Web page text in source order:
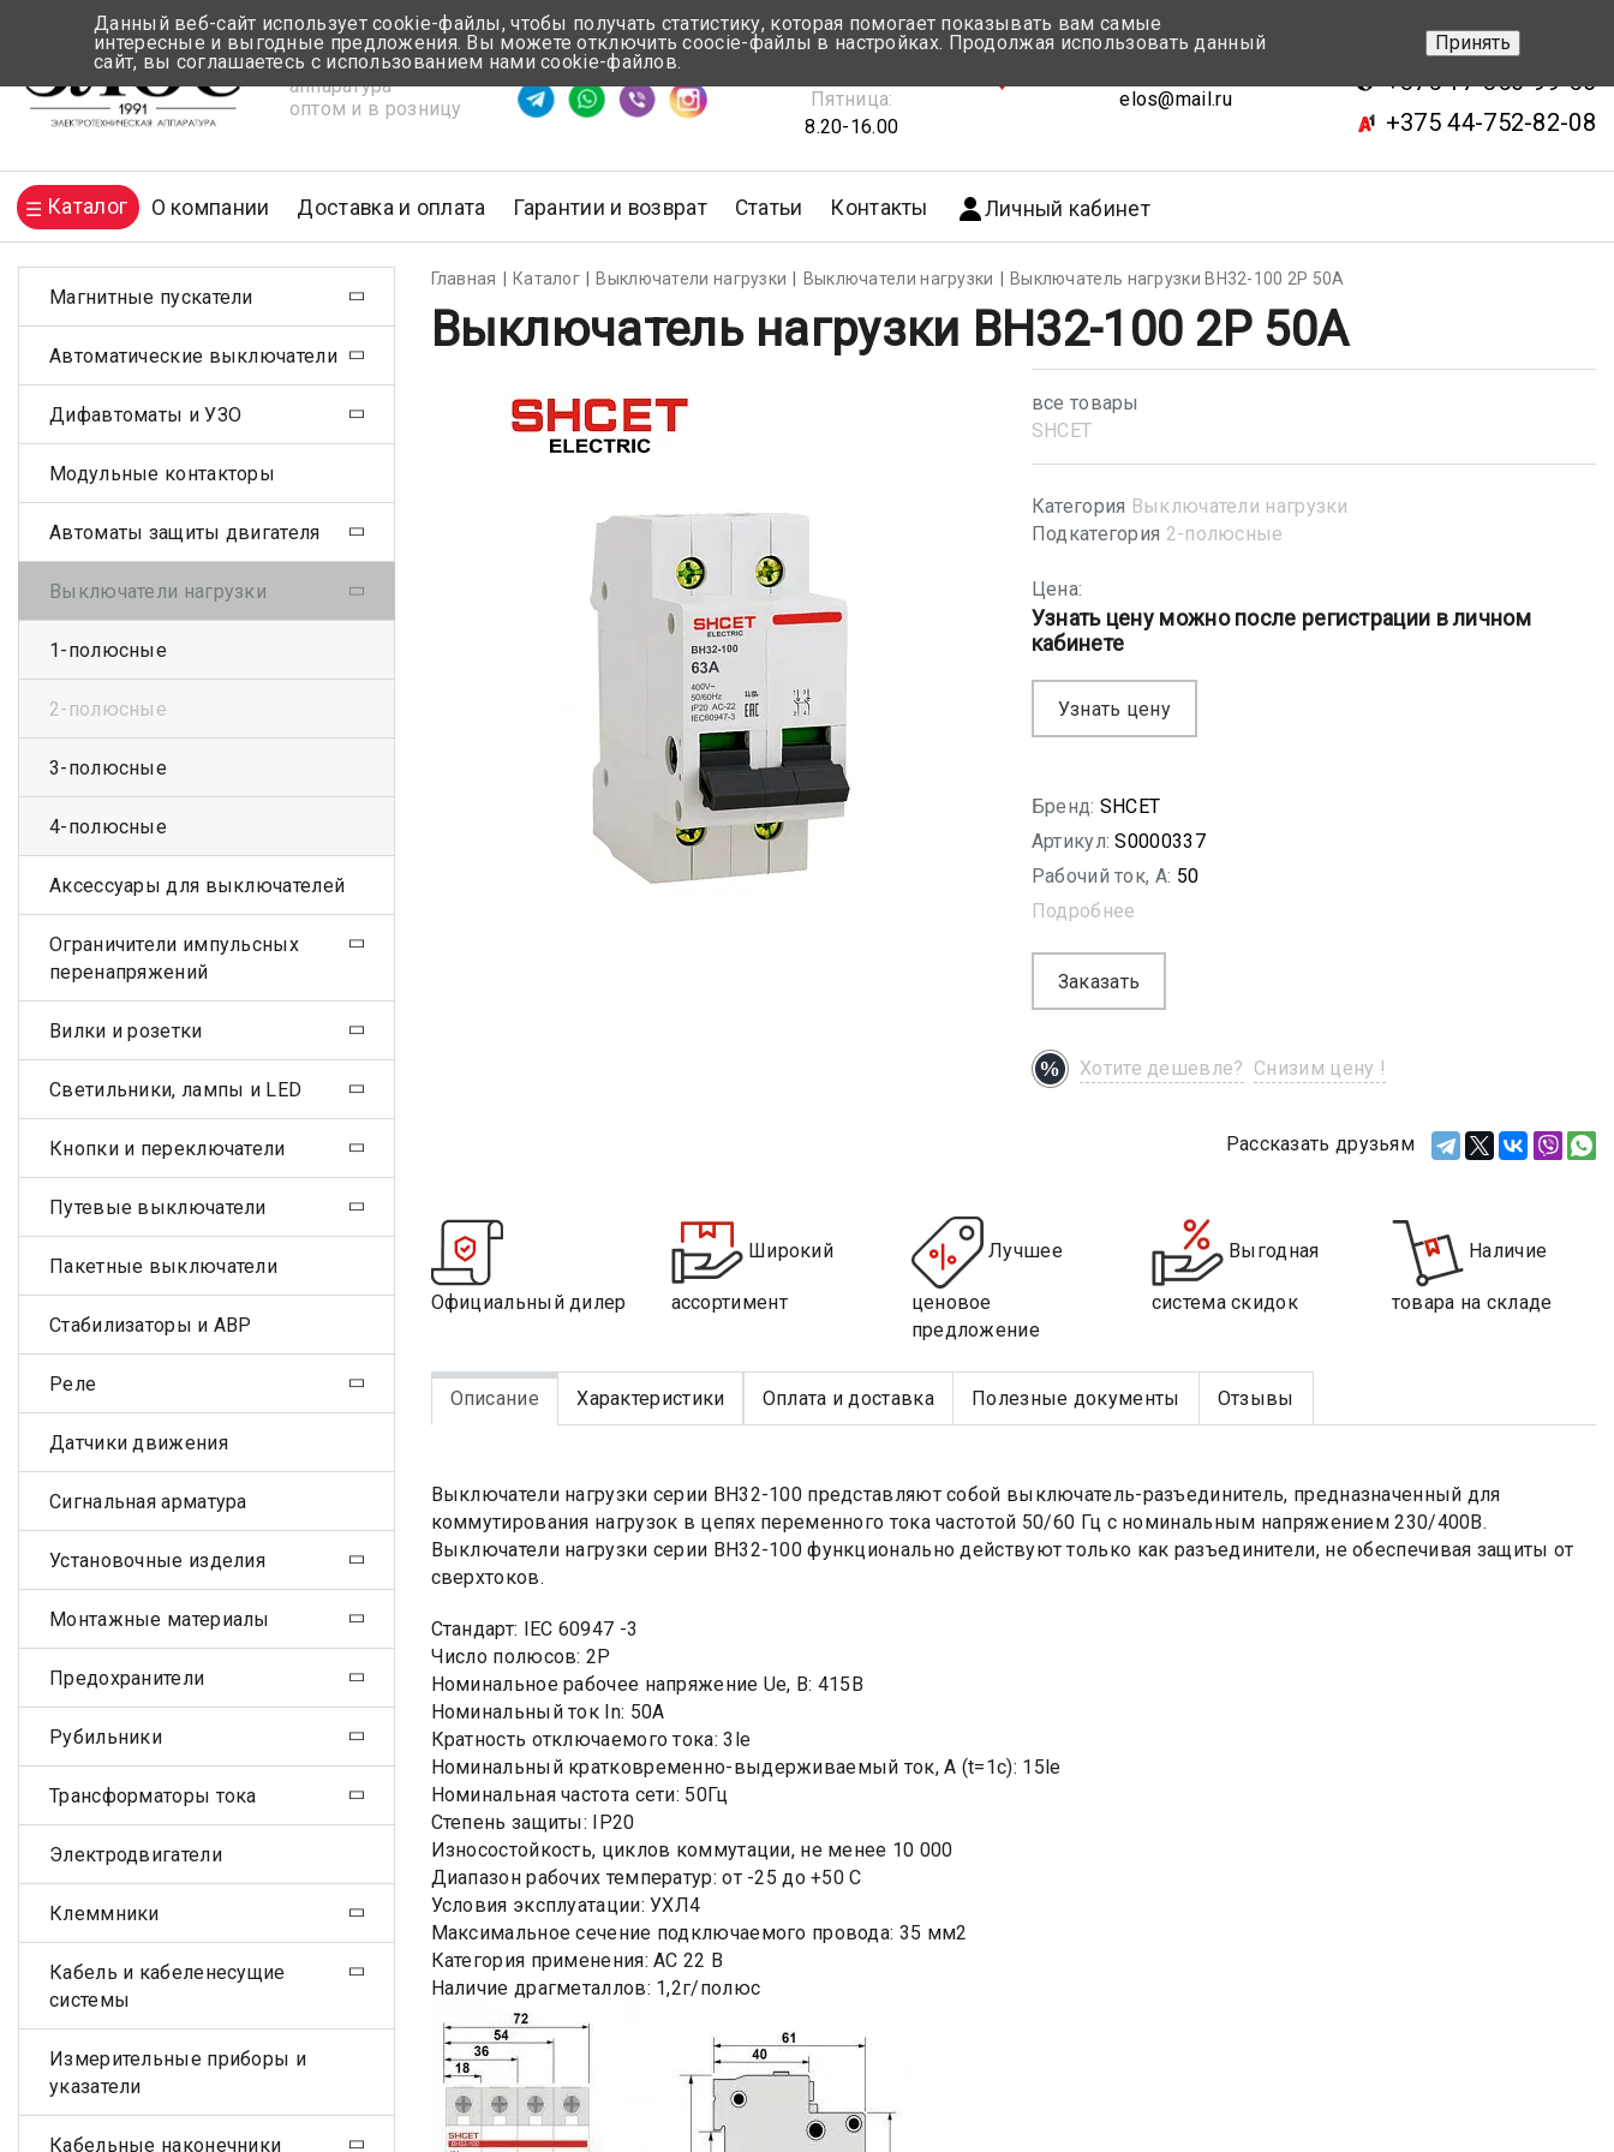
Электротехническая
аппаратура
оптом и в розницу
Время ответа ≈ 5 мин
Понедельник-Четверг:
Пятница:
8.20-16.00
elos@mail.ru
+375 17-343-46-70
+375 17-350-99-56
+375 44-752-82-08
Каталог О компании Доставка и оплата Гарантии и возврат Статьи Контакты Личный кабинет
Главная Каталог Выключатели нагрузки Выключатели нагрузки Выключатель нагрузки ВН32-100 2P 50А
Выключатель нагрузки ВН32-100 2P 50А
все товары
SHСET
Категория Выключатели нагрузки
Подкатегория 2-полюсные
Цена:
Узнать цену можно после регистрации в личном
кабинете
Узнать цену
Бренд: SHСET
Артикул: S0000337
Рабочий ток, A: 50
Подробнее
Заказать
Хотите дешевле? Снизим цену !
Рассказать друзьям
Официальный дилер
Широкий
ассортимент
Лучшее
ценовое
предложение
Выгодная
система скидок
Наличие
товара на складе
Описание Характеристики Оплата и доставка Полезные документы Отзывы
Выключатели нагрузки серии ВН32-100 представляют собой выключатель-разъединитель, предназначенный для
коммутирования нагрузок в цепях переменного тока частотой 50/60 Гц с номинальным напряжением 230/400В.
Выключатели нагрузки серии ВН32-100 функционально действуют только как разъединители, не обеспечивая защиты от
сверхтоков.
Стандарт: IEC 60947 -3
Число полюсов: 2Р
Номинальное рабочее напряжение Ue, B: 415В
Номинальный ток In: 50А
Кратность отключаемого тока: 3le
Номинальный кратковременно-выдерживаемый ток, А (t=1c): 15le
Номинальная частота сети: 50Гц
Степень защиты: IP20
Износостойкость, циклов коммутации, не менее 10 000
Диапазон рабочих температур: от -25 до +50 С
Условия эксплуатации: УХЛ4
Максимальное сечение подключаемого провода: 35 мм2
Категория применения: АС 22 В
Наличие драгметаллов: 1,2г/полюс
Магнитные пускатели
Автоматические выключатели
Дифавтоматы и УЗО
Модульные контакторы
Автоматы защиты двигателя
Выключатели нагрузки
1-полюсные
2-полюсные
3-полюсные
4-полюсные
Аксессуары для выключателей
Ограничители импульсных
перенапряжений
Вилки и розетки
Светильники, лампы и LED
Кнопки и переключатели
Путевые выключатели
Пакетные выключатели
Стабилизаторы и АВР
Реле
Датчики движения
Сигнальная арматура
Установочные изделия
Монтажные материалы
Предохранители
Рубильники
Трансформаторы тока
Электродвигатели
Клеммники
Кабель и кабеленесущие
системы
Измерительные приборы и
указатели
Кабельные наконечники
Данный веб-сайт использует cookie-файлы, чтобы получать статистику, которая помогает показывать вам самые
интересные и выгодные предложения. Вы можете отключить coocie-файлы в настройках. Продолжая использовать данный
сайт, вы соглашаетесь с использованием нами cookie-файлов.
Принять